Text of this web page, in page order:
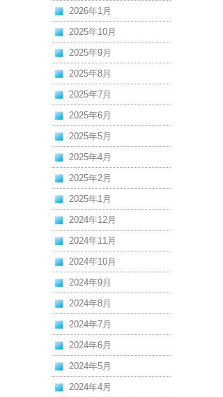
2026年1月
2025年10月
2025年9月
2025年8月
2025年7月
2025年6月
2025年5月
2025年4月
2025年2月
2025年1月
2024年12月
2024年11月
2024年10月
2024年9月
2024年8月
2024年7月
2024年6月
2024年5月
2024年4月